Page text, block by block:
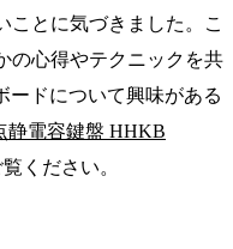
ことに気づきました。こ
の心得やテクニックを共
ドについて興味がある
静電容鍵盤 HHKB
ください。